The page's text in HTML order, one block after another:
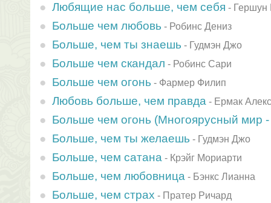
Любящие нас больше, чем себя - Гершун
Больше чем любовь - Робинс Дениз
Больше, чем ты знаешь - Гудмэн Джо
Больше чем скандал - Робинс Сари
Больше чем огонь - Фармер Филип
Любовь больше, чем правда - Ермак
Больше чем огонь (Многоярусный мир
Больше, чем ты желаешь - Гудмэн Джо
Больше, чем сатана - Крэйг Мориарти
Больше, чем любовница - Бэнкс Лианна
Больше, чем страх - Пратер Ричард